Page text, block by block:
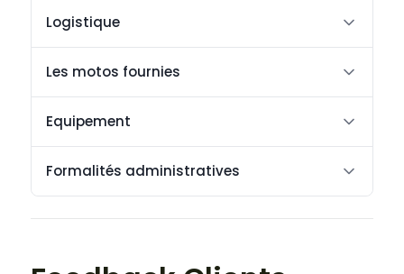
Logistique
Les motos fournies
Equipement
Formalités administratives